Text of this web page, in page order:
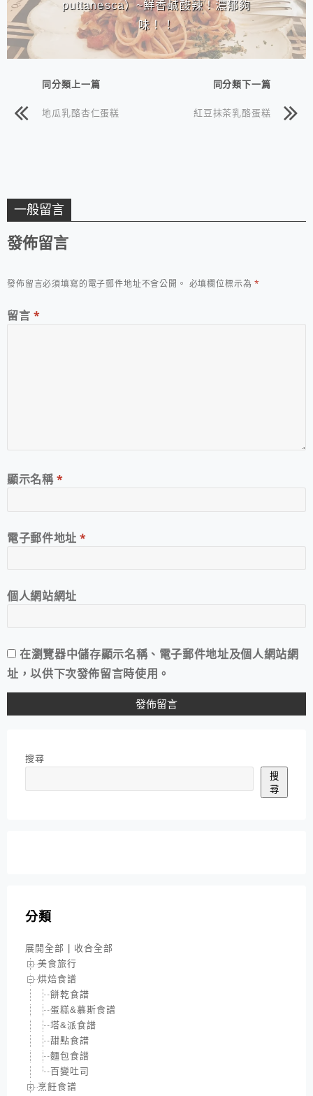
puttanesca）~鮮香鹹酸辣！濃郁夠
味！！
同分類上一篇
地瓜乳酪杏仁蛋糕
同分類下一篇
紅豆抹茶乳酪蛋糕
一般留言
發佈留言
發佈留言必須填寫的電子郵件地址不會公開。 必填欄位標示為*
留言 *
顯示名稱*
電子郵件地址*
個人網站網址
在瀏覽器中儲存顯示名稱、電子郵件地址及個人網站網
址，以供下次發佈留言時使用。
搜尋
搜
尋
分類
展開全部
收合全部
美食旅行
烘焙食譜
餅乾食譜
蛋糕&慕斯食譜
塔&派食譜
甜點食譜
麵包食譜
百變吐司
烹飪食譜